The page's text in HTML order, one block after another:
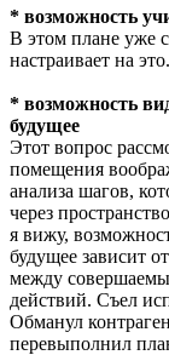
* возможность
В этом плане уже
настраивает на это.
* возможность
будущее
Этот вопрос
помещения
анализа шагов,
через
я вижу,
будущее зависит
между
действий. Съел
Обманул
перевыполнил